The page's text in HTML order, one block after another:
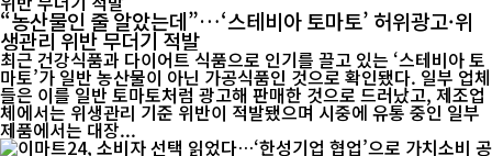
“농산물인 줄 알았는데”…‘스테비아 토마토’ 허위광고·위
생관리 위반 무더기 적발
최근 건강식품과 다이어트 식품으로 인기를 끌고 있는 ‘스테비아 토
마토’가 일반 농산물이 아닌 가공식품인 것으로 확인됐다. 일부 업체
들은 이를 일반 토마토처럼 광고해 판매한 것으로 드러났고, 제조업
체에서는 위생관리 기준 위반이 적발됐으며 시중에 유통 중인 일부
제품에서는 대장...